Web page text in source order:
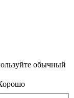
обычный